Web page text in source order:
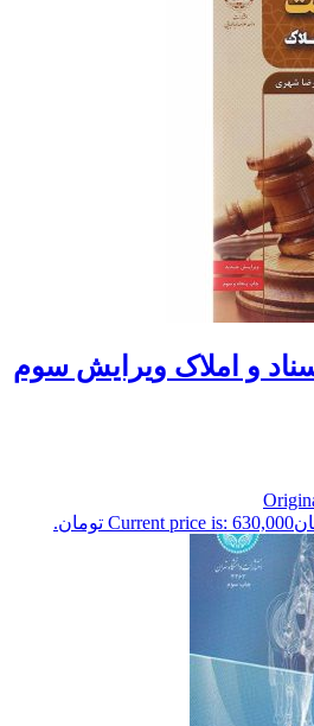
و املاک ویرایش سوم
Current price is: 630,000 تومان.